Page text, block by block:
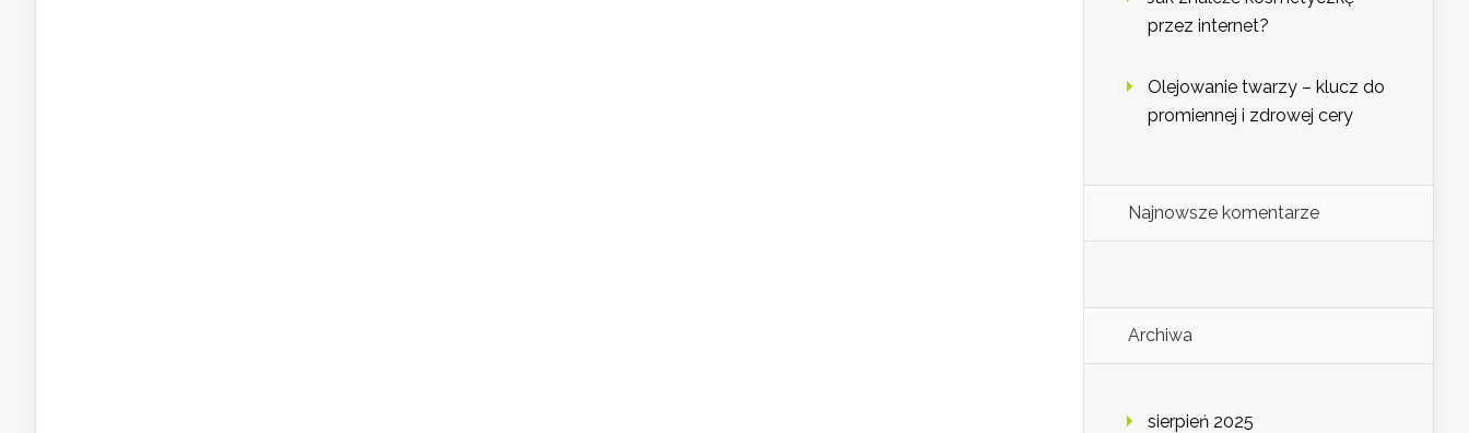
przez internet?
Olejowanie twarzy – klucz do
promiennej i zdrowej cery
Najnowsze komentarze
Archiwa
sierpień 2025